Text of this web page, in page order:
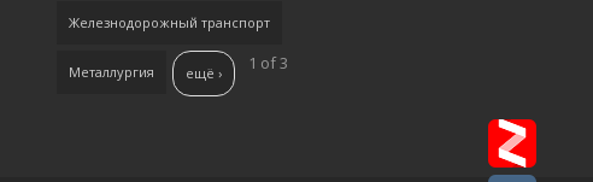
Железнодорожный транспорт
Металлургия 1 of 3
ещё ›